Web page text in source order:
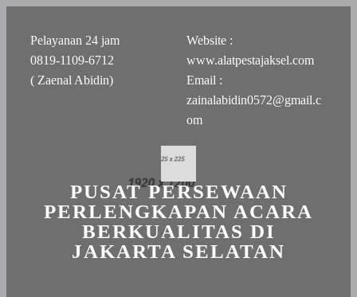
Pelayanan 24 jam
0819-1109-6712
( Zaenal Abidin)
Website :
www.alatpestajaksel.com
Email :
zainalabidin0572@gmail.c
om
PUSAT PERSEWAAN
PERLENGKAPAN ACARA
BERKUALITAS DI
JAKARTA SELATAN